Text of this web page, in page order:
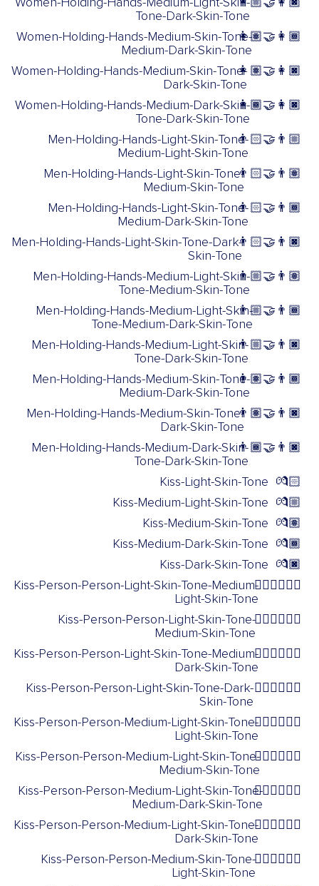
Tone-Dark-Skin-Tone
👩🏽‍🤝‍👩🏾
Women-Holding-Hands-Medium-Skin-Tone-
Medium-Dark-Skin-Tone
👩🏽‍🤝‍👩🏿
Women-Holding-Hands-Medium-Skin-Tone-
Dark-Skin-Tone
👩🏾‍🤝‍👩🏿
Women-Holding-Hands-Medium-Dark-Skin-
Tone-Dark-Skin-Tone
👨🏻‍🤝‍👨🏼
Men-Holding-Hands-Light-Skin-Tone-
Medium-Light-Skin-Tone
👨🏻‍🤝‍👨🏽
Men-Holding-Hands-Light-Skin-Tone-
Medium-Skin-Tone
👨🏻‍🤝‍👨🏾
Men-Holding-Hands-Light-Skin-Tone-
Medium-Dark-Skin-Tone
👨🏻‍🤝‍👨🏿
Men-Holding-Hands-Light-Skin-Tone-Dark-
Skin-Tone
👨🏼‍🤝‍👨🏽
Men-Holding-Hands-Medium-Light-Skin-
Tone-Medium-Skin-Tone
👨🏼‍🤝‍👨🏾
Men-Holding-Hands-Medium-Light-Skin-
Tone-Medium-Dark-Skin-Tone
👨🏼‍🤝‍👨🏿
Men-Holding-Hands-Medium-Light-Skin-
Tone-Dark-Skin-Tone
👨🏽‍🤝‍👨🏾
Men-Holding-Hands-Medium-Skin-Tone-
Medium-Dark-Skin-Tone
👨🏽‍🤝‍👨🏿
Men-Holding-Hands-Medium-Skin-Tone-
Dark-Skin-Tone
👨🏾‍🤝‍👨🏿
Men-Holding-Hands-Medium-Dark-Skin-
Tone-Dark-Skin-Tone
💏🏻
Kiss-Light-Skin-Tone
💏🏼
Kiss-Medium-Light-Skin-Tone
💏🏽
Kiss-Medium-Skin-Tone
💏🏾
Kiss-Medium-Dark-Skin-Tone
💏🏿
Kiss-Dark-Skin-Tone
🧑🏻‍❤️‍💋‍🧑🏼
Kiss-Person-Person-Light-Skin-Tone-Medium-
Light-Skin-Tone
🧑🏻‍❤️‍💋‍🧑🏽
Kiss-Person-Person-Light-Skin-Tone-
Medium-Skin-Tone
🧑🏻‍❤️‍💋‍🧑🏾
Kiss-Person-Person-Light-Skin-Tone-Medium-
Dark-Skin-Tone
🧑🏻‍❤️‍💋‍🧑🏿
Kiss-Person-Person-Light-Skin-Tone-Dark-
Skin-Tone
🧑🏼‍❤️‍💋‍🧑🏻
Kiss-Person-Person-Medium-Light-Skin-Tone-
Light-Skin-Tone
🧑🏼‍❤️‍💋‍🧑🏽
Kiss-Person-Person-Medium-Light-Skin-Tone-
Medium-Skin-Tone
🧑🏼‍❤️‍💋‍🧑🏾
Kiss-Person-Person-Medium-Light-Skin-Tone-
Medium-Dark-Skin-Tone
🧑🏼‍❤️‍💋‍🧑🏿
Kiss-Person-Person-Medium-Light-Skin-Tone-
Dark-Skin-Tone
🧑🏽‍❤️‍💋‍🧑🏻
Kiss-Person-Person-Medium-Skin-Tone-
Light-Skin-Tone